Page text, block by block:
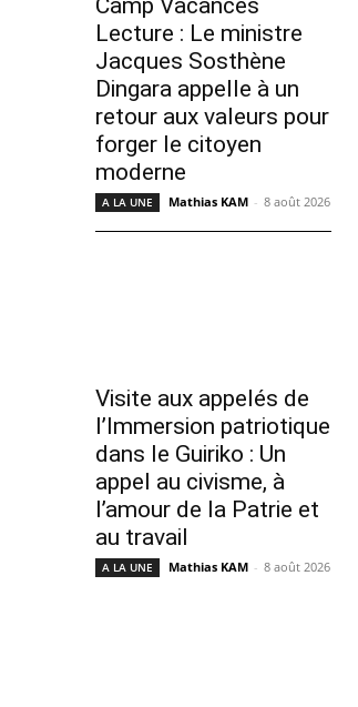
Camp Vacances
Lecture : Le ministre
Jacques Sosthène
Dingara appelle à un
retour aux valeurs pour
forger le citoyen
moderne
A LA UNE Mathias KAM - 8 août 2026
Visite aux appelés de
l’Immersion patriotique
dans le Guiriko : Un
appel au civisme, à
l’amour de la Patrie et
au travail
A LA UNE Mathias KAM - 8 août 2026